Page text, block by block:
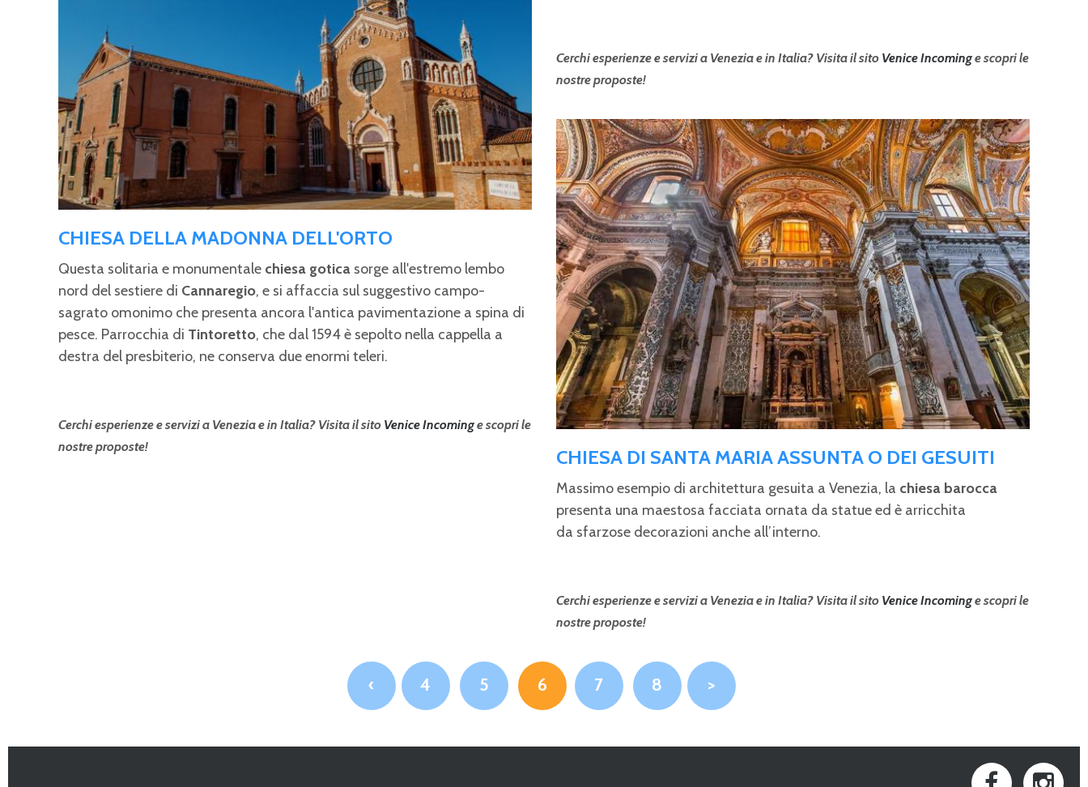
Cerchi esperienze e servizi a Venezia e in Italia? Visita il sito Venice Incominge scopri le
nostre proposte!
CHIESA DELLA MADONNA DELL'ORTO
Questa solitaria e monumentale chiesa gotica sorge all'estremo lembo
nord del sestiere di Cannaregio, e si affaccia sul suggestivo campo-
sagrato omonimo che presenta ancora l'antica pavimentazione a spina di
pesce. Parrocchia di Tintoretto, che dal 1594 è sepolto nella cappella a
destra del presbiterio, ne conserva due enormi teleri.
Cerchi esperienze e servizi a Venezia e in Italia? Visita il sito Venice Incominge scopri le
nostre proposte!
CHIESA DI SANTA MARIA ASSUNTA O DEI GESUITI
Massimo esempio di architettura gesuita a Venezia, la chiesa barocca
presenta una maestosa facciata ornata da statue ed è arricchita
da sfarzose decorazioni anche all’interno.
Cerchi esperienze e servizi a Venezia e in Italia? Visita il sito Venice Incominge scopri le
nostre proposte!
‹ 4 5 6 7 8 >